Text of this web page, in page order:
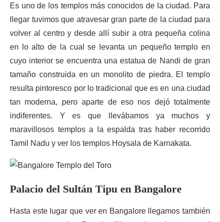
Es uno de los templos más conocidos de la ciudad. Para
llegar tuvimos que atravesar gran parte de la ciudad para
volver al centro y desde allí subir a otra pequeña colina
en lo alto de la cual se levanta un pequeño templo en
cuyo interior se encuentra una estatua de Nandi de gran
tamaño construida en un monolito de piedra. El templo
resulta pintoresco por lo tradicional que es en una ciudad
tan moderna, pero aparte de eso nos dejó totalmente
indiferentes. Y es que llevábamos ya muchos y
maravillosos templos a la espalda tras haber recorrido
Tamil Nadu y ver los templos Hoysala de Karnakata.
Palacio del Sultán Tipu en Bangalore
Hasta este lugar que ver en Bangalore llegamos también